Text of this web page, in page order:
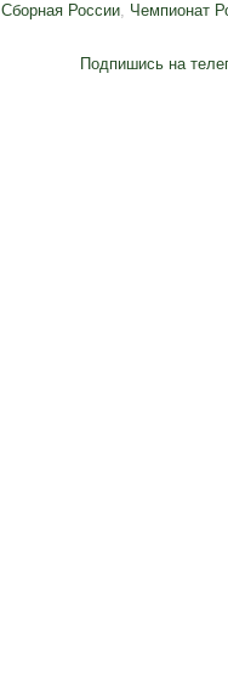
Сборная России, Чемпионат
Подпишись на